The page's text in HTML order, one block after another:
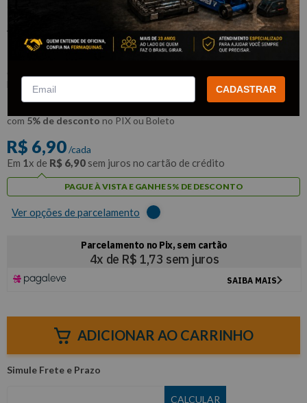
Abraçadeira Nylon 3,6 x 150mm c/100
Branca - WESTERN
WESTERN
R$6,56
com 5% de desconto no PIX ou Boleto
R$ 6,90/cada
Em 1x de R$ 6,90 sem juros no cartão de crédito
PAGUE À VISTA E GANHE 5% DE DESCONTO
Ver opções de parcelamento
ADICIONAR AO CARRINHO
CADASTRAR